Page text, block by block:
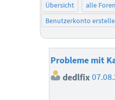
Übersicht alle Foren
Benutzerkonto
Probleme mit
dedlfix